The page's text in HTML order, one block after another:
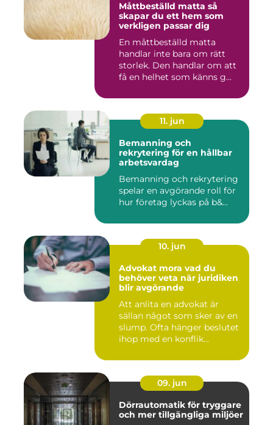
Måttbeställd matta så
skapar du ett hem som
verkligen passar dig
En måttbeställd matta
handlar inte bara om rätt
storlek. Den handlar om att
få en helhet som känns g...
11. jun
Bemanning och
rekrytering för en hållbar
arbetsvardag
Bemanning och rekrytering
spelar en avgörande roll för
hur företag lyckas på b&...
10. jun
Advokat mora vad du
behöver veta när juridiken
blir avgörande
Att anlita en advokat är
sällan något som sker av en
slump. Ofta hänger beslutet
ihop med en konflik...
09. jun
Dörrautomatik för tryggare
och mer tillgängliga miljöer